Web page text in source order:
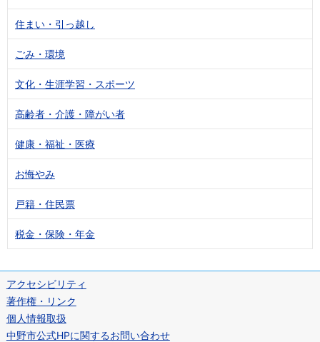
住まい・引っ越し
ごみ・環境
文化・生涯学習・スポーツ
高齢者・介護・障がい者
健康・福祉・医療
お悔やみ
戸籍・住民票
税金・保険・年金
アクセシビリティ
著作権・リンク
個人情報取扱
中野市公式HPに関するお問い合わせ